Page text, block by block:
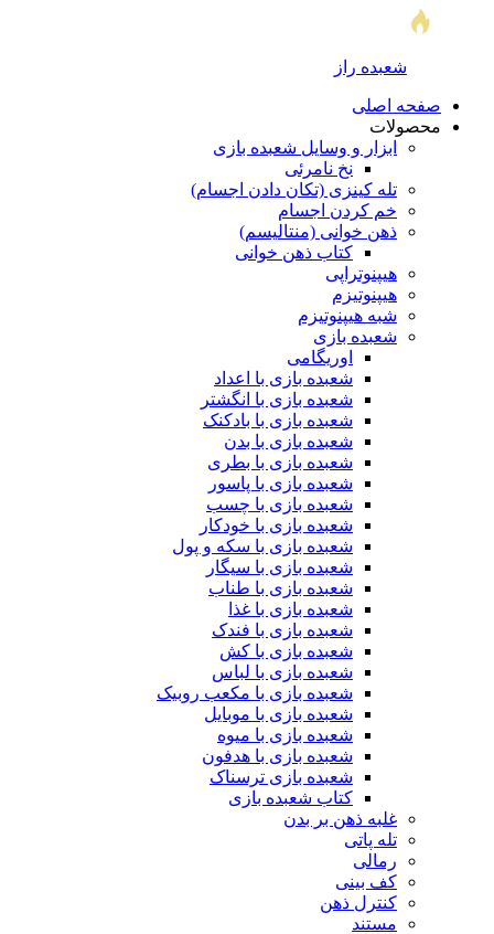
شعبده راز
صفحه اصلی
محصولات
ابزار و وسایل شعبده بازی
نخ نامرئی
تله کینزی (تکان دادن اجسام)
خم کردن اجسام
ذهن خوانی (منتالیسم)
کتاب ذهن خوانی
هیپنوتراپی
هیپنوتیزم
شبه هیپنوتیزم
شعبده بازی
اوریگامی
شعبده بازی با اعداد
شعبده بازی با انگشتر
شعبده بازی با بادکنک
شعبده بازی با بدن
شعبده بازی با بطری
شعبده بازی با پاسور
شعبده بازی با چسب
شعبده بازی با خودکار
شعبده بازی با سکه و پول
شعبده بازی با سیگار
شعبده بازی با طناب
شعبده بازی با غذا
شعبده بازی با فندک
شعبده بازی با کش
شعبده بازی با لباس
شعبده بازی با مکعب روبیک
شعبده بازی با موبایل
شعبده بازی با میوه
شعبده بازی با هدفون
شعبده بازی ترسناک
کتاب شعبده بازی
غلبه ذهن بر بدن
تله پاتی
رمالی
کف بینی
کنترل ذهن
مستند